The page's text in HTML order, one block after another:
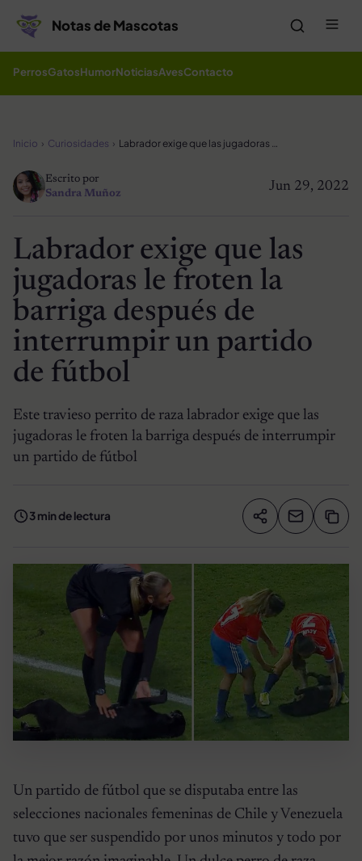
Notas de Mascotas
PerrosGatosHumorNoticiasAvesContacto
Inicio Curiosidades Labrador exige que las jugadoras le froten la barriga después de interrumpir un partido de fútbol
Jun 29, 2022
Escrito por
Sandra Muñoz
Labrador exige que las
jugadoras le froten la
barriga después de
interrumpir un partido
de fútbol
Este travieso perrito de raza labrador exige que las
jugadoras le froten la barriga después de interrumpir
un partido de fútbol
3 min de lectura Compartir
Un partido de fútbol que se disputaba entre las
selecciones nacionales femeninas de Chile y Venezuela
tuvo que ser suspendido por unos minutos y todo por